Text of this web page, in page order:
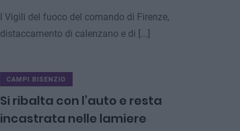
I Vigili del fuoco del comando di Firenze,
distaccamento di calenzano e di [...]
CAMPI BISENZIO
Si ribalta con l’auto e resta
incastrata nelle lamiere